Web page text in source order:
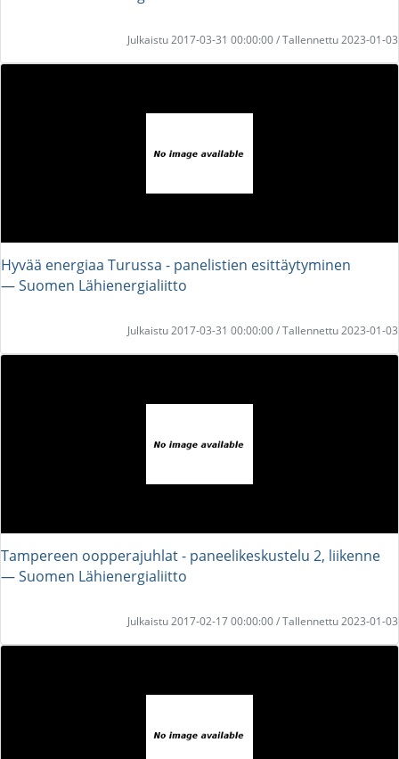
Julkaistu 2017-03-31 00:00:00 / Tallennettu 2023-01-03
Hyvää energiaa Turussa - panelistien esittäytyminen
― Suomen Lähienergialiitto
Julkaistu 2017-03-31 00:00:00 / Tallennettu 2023-01-03
Tampereen oopperajuhlat - paneelikeskustelu 2, liikenne
― Suomen Lähienergialiitto
Julkaistu 2017-02-17 00:00:00 / Tallennettu 2023-01-03